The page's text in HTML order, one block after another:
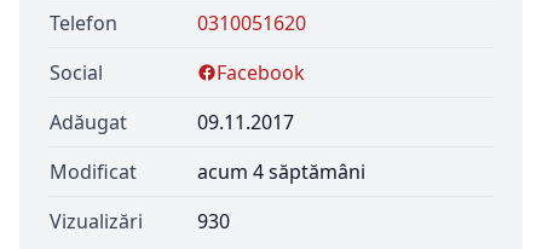
Telefon
0310051620
Social
Facebook
Adăugat
09.11.2017
Modificat
acum 4 săptămâni
Vizualizări
930